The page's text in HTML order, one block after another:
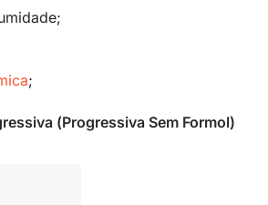
;
(Progressiva Sem Formol)